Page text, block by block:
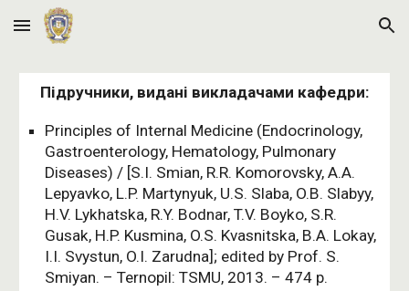
Skip to main content Skip to navigation
Підручники, видані викладачами кафедри:
Principles of Internal Medicine (Endocrinology,
Gastroenterology, Hematology, Pulmonary
Diseases) / [S.I. Smian, R.R. Komorovsky, A.A.
Lepyavko, L.P. Martynyuk, U.S. Slaba, O.B. Slabyy,
H.V. Lykhatska, R.Y. Bodnar, T.V. Boyko, S.R.
Gusak, H.P. Kusmina, O.S. Kvasnitska, B.A. Lokay,
I.I. Svystun, O.I. Zarudna]; edited by Prof. S.
Smiyan. – Ternopil: TSMU, 2013. – 474 p.